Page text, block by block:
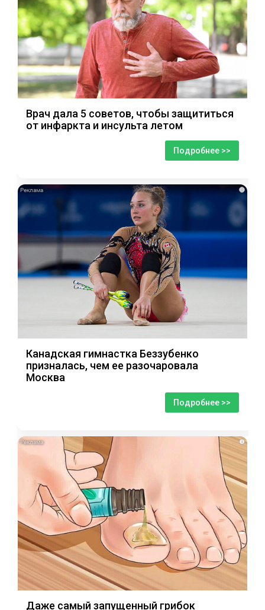
Врач дала 5 советов, чтобы защититься
от инфаркта и инсульта летом
Подробнее >>
i
Канадская гимнастка Беззубенко
призналась, чем ее разочаровала
Москва
Подробнее >>
i
Даже самый запущенный грибок